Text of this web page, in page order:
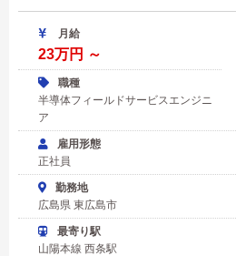
月給
23万円 ～
職種
半導体フィールドサービスエンジニ
ア
雇用形態
正社員
勤務地
広島県 東広島市
最寄り駅
山陽本線 西条駅